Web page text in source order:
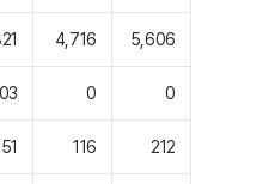
4,716 5,606
0 0
116 212